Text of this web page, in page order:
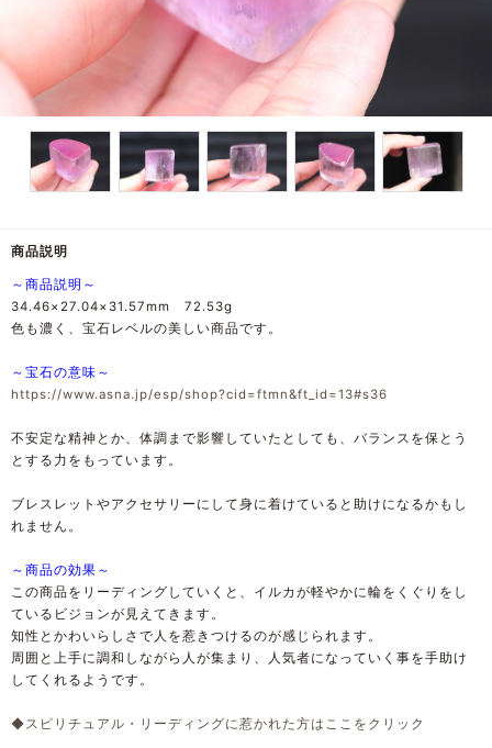
商品説明
～商品説明～
34.46×27.04×31.57mm 72.53g
色も濃く、宝石レベルの美しい商品です。
～宝石の意味～
https://www.asna.jp/esp/shop?cid=ftmn&ft_id=13#s36
不安定な精神とか、体調まで影響していたとしても、バランスを保とう
とする力をもっています。
ブレスレットやアクセサリーにして身に着けていると助けになるかもし
れません。
～商品の効果～
この商品をリーディングしていくと、イルカが軽やかに輪をくぐりをし
ているビジョンが見えてきます。
知性とかわいらしさで人を惹きつけるのが感じられます。
周囲と上手に調和しながら人が集まり、人気者になっていく事を手助け
してくれるようです。
◆スピリチュアル・リーディングに惹かれた方はここをクリック